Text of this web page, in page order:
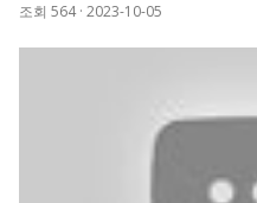
조회 564 · 2023-10-05